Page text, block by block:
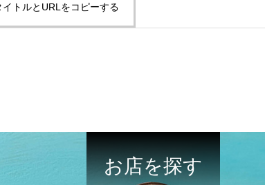
イトルとURLをコピーする
お店を探す